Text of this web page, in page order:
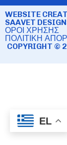
WEBSITE
SAAVET
ΟΡΟΙ ΧΡΗΣΗΣ
ΠΟΛΙΤΙΚΗ
COPYRIGHT ©
EL